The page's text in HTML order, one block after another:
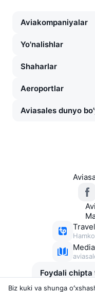
Aviakompaniyalar
Yo'nalishlar
Shaharlar
Aeroportlar
Aviasales dunyo
Foydali
Biz kuki va shunga